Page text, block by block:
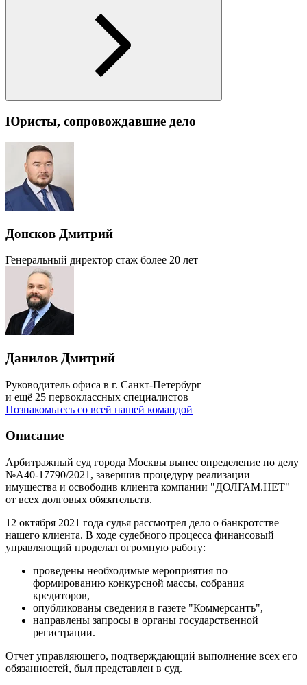
Юристы, сопровождавшие дело
Донсков Дмитрий
Генеральный директор стаж более 20 лет
Данилов Дмитрий
Руководитель офиса в г. Санкт-Петербург
и ещё 25 первоклассных специалистов
Познакомьтесь со всей нашей командой
Описание
Арбитражный суд города Москвы вынес определение по делу
№А40-17790/2021, завершив процедуру реализации
имущества и освободив клиента компании "ДОЛГАМ.НЕТ"
от всех долговых обязательств.
12 октября 2021 года судья рассмотрел дело о банкротстве
нашего клиента. В ходе судебного процесса финансовый
управляющий проделал огромную работу:
проведены необходимые мероприятия по
формированию конкурсной массы, собрания
кредиторов,
опубликованы сведения в газете "Коммерсантъ",
направлены запросы в органы государственной
регистрации.
Отчет управляющего, подтверждающий выполнение всех его
обязанностей, был представлен в суд.